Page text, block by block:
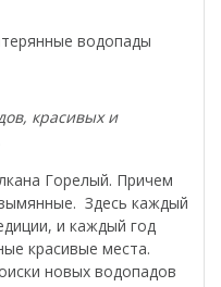
красивых и
Горелый. Причем
Здесь каждый
и каждый год
красивые места.
новых водопадов